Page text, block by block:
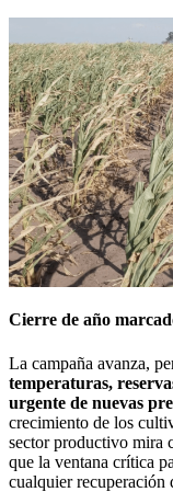
Cierre de año
La campaña avanza,
temperaturas,
urgente de nuevas
crecimiento de los
sector productivo mira
que la ventana crítica
cualquier recuperación